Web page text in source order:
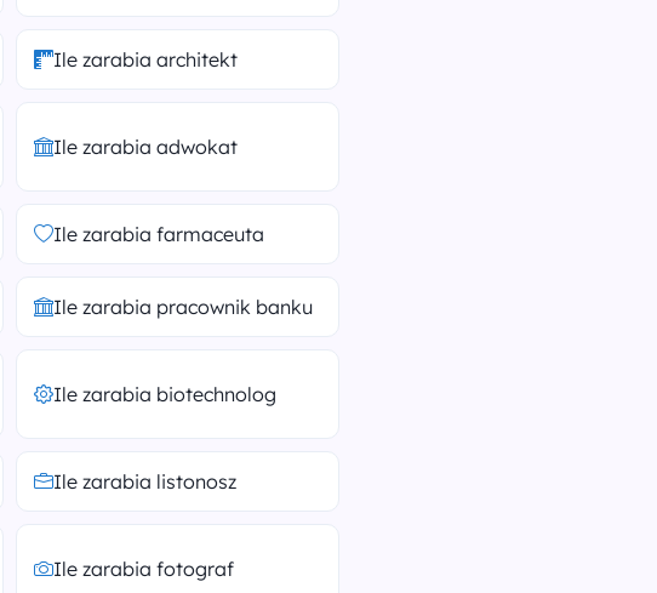
Ile zarabia architekt
Ile zarabia adwokat
Ile zarabia farmaceuta
Ile zarabia pracownik banku
Ile zarabia biotechnolog
Ile zarabia listonosz
Ile zarabia fotograf